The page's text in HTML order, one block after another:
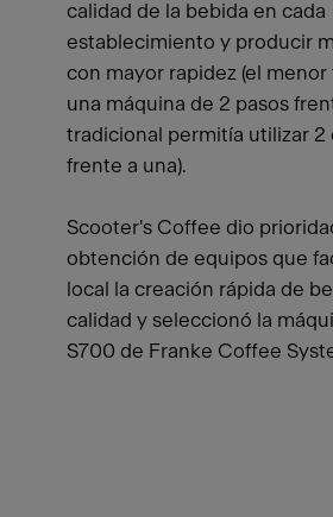
calidad de la bebida en cada
establecimiento y producir
con mayor rapidez (el menor
una máquina de 2 pasos
tradicional permitía utilizar 2
frente a una).
Scooter's Coffee dio
obtención de equipos que
local la creación rápida de
calidad y seleccionó la
S700 de Franke Coffee